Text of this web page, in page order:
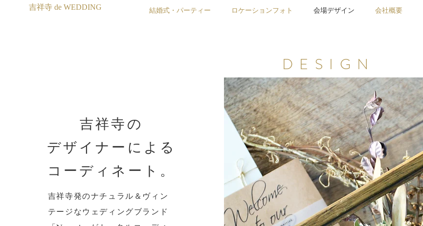
吉祥寺 de WEDDING 結婚式・パーティー ロケーションフォト 会場デザイン 会社概要
DESIGN
吉祥寺の
​デザイナーによる
コーディネート。
吉祥寺発のナチュラル＆ヴィン
テージなウェディングブランド